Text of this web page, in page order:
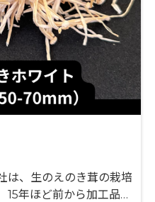
は、生のえのき茸の栽培
15年ほど前から加工品に